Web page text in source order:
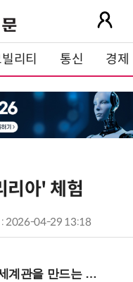
리티 통신 경제
리아' 체험
: 2026-04-29 13:18
설계자로.. (8/20 강남역)